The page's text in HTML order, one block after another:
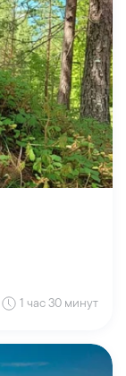
1 час 30 минут